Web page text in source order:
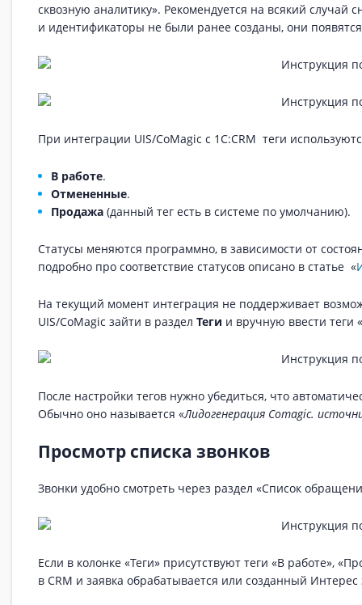
сквозную аналитику». Рекомендуется на всякий случай
и идентификаторы не были ранее созданы, они
При интеграции UIS/CoMagic с 1C:CRM теги
В работе.
Отмененные.
Продажа (данный тег есть в системе по умолчанию).
Статусы меняются программно, в зависимости от
подробно про соответствие статусов описано в статье «
На текущий момент интеграция не поддерживает
UIS/CoMagic зайти в раздел Теги и вручную ввести теги
После настройки тегов нужно убедиться, что
Обычно оно называется «Лидогенерация Comagic.
Просмотр списка звонков
Звонки удобно смотреть через раздел «Список
Если в колонке «Теги» присутствуют теги «В работе»,
в CRM и заявка обрабатывается или созданный